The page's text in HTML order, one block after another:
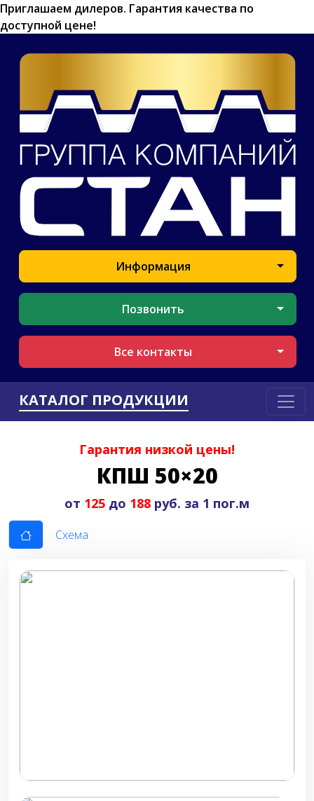
Приглашаем дилеров. Гарантия качества по
доступной цене!
Информация
Позвонить
Все контакты
КАТАЛОГ ПРОДУКЦИИ
Гарантия низкой цены!
КПШ 50×20
от 125 до 188 руб. за 1 пог.м
Схема